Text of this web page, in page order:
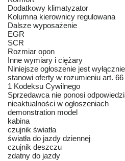
Dodatkowy klimatyzator
Kolumna kierownicy regulowana
Dalsze wyposażenie
EGR
SCR
Rozmiar opon
Inne wymiary i ciężary
Niniejsze ogłoszenie jest
stanowi oferty w rozumieniu art. 66
1 Kodeksu Cywilnego
Sprzedawca nie ponosi
nieaktualności w ogłoszeniach
demonstration model
kabina
czujnik światła
światła do jazdy dziennej
czujnik deszczu
zdatny do jazdy